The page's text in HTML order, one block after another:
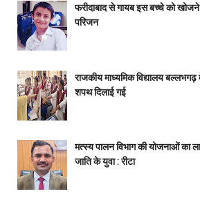
फरीदाबाद से गायब इस बच्चे को
परिजन
राजकीय माध्यमिक विद्यालय
शपथ दिलाई गई
मत्स्य पालन विभाग की योजनाओं का
जाति के युवा : रीटा